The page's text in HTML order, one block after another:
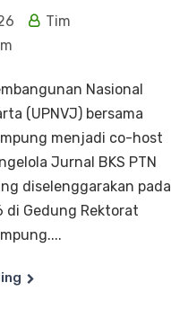
Tim
Nasional
(UPNVJ) bersama
menjadi co-host
Jurnal BKS PTN
diselenggarakan pada
di Gedung Rektorat